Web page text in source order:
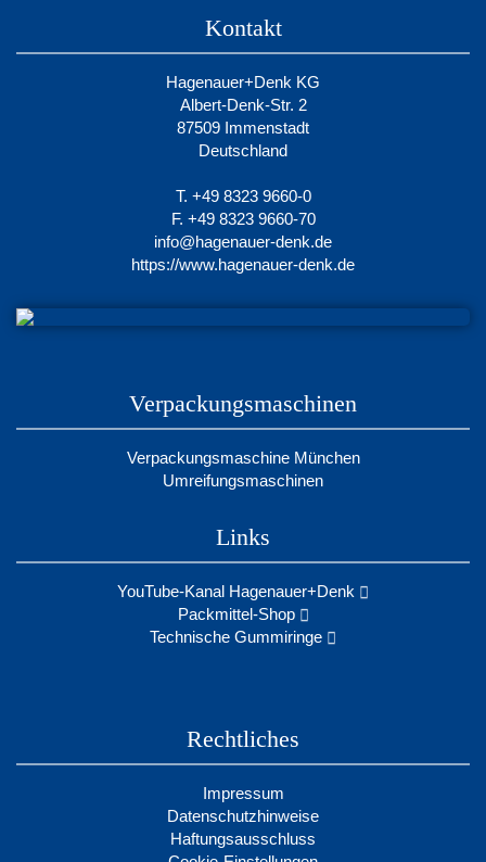
Kontakt
Hagenauer+Denk KG
Albert-Denk-Str. 2
87509 Immenstadt
Deutschland
T. +49 8323 9660-0
F. +49 8323 9660-70
info@hagenauer-denk.de
https://www.hagenauer-denk.de
Verpackungsmaschinen
Verpackungsmaschine München
Umreifungsmaschinen
Links
YouTube-Kanal Hagenauer+Denk
Packmittel-Shop
Technische Gummiringe
Rechtliches
Impressum
Datenschutzhinweise
Haftungsausschluss